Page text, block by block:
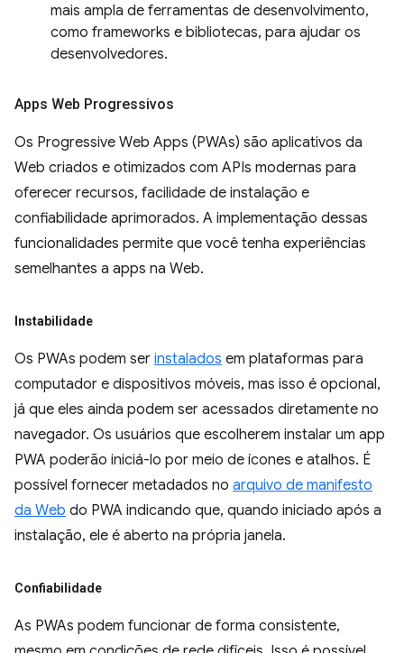
mais ampla de ferramentas de desenvolvimento,
como frameworks e bibliotecas, para ajudar os
desenvolvedores.
Apps Web Progressivos
Os Progressive Web Apps (PWAs) são aplicativos da
Web criados e otimizados com APIs modernas para
oferecer recursos, facilidade de instalação e
confiabilidade aprimorados. A implementação dessas
funcionalidades permite que você tenha experiências
semelhantes a apps na Web.
Instabilidade
Os PWAs podem ser instalados em plataformas para
computador e dispositivos móveis, mas isso é opcional,
já que eles ainda podem ser acessados diretamente no
navegador. Os usuários que escolherem instalar um app
PWA poderão iniciá-lo por meio de ícones e atalhos. É
possível fornecer metadados no arquivo de manifesto
da Web do PWA indicando que, quando iniciado após a
instalação, ele é aberto na própria janela.
Confiabilidade
As PWAs podem funcionar de forma consistente,